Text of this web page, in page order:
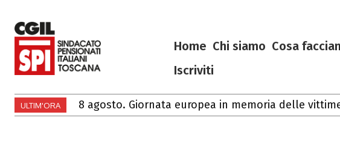
Home Chi siamo Cosa
Iscriviti
ULTIM'ORA 8 agosto. Giornata europea in memoria delle
Ciao Francesco